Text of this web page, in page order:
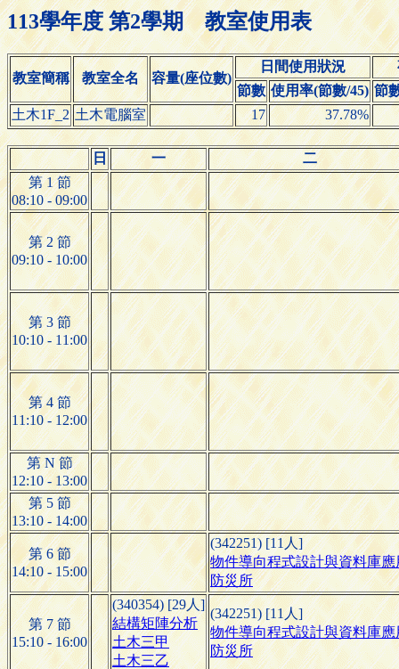
113學年度 第2學期 教室使用表
教室簡稱 教室全名 容量(座位數)
日間使用狀況
節數 使用率(節數/45) 節
土木1F_2 土木電腦室 17 37.78%
日 一
二
第 1 節
08:10 - 09:00
第 2 節
09:10 - 10:00
第 3 節
10:10 - 11:00
第 4 節
11:10 - 12:00
第 N 節
12:10 - 13:00
第 5 節
13:10 - 14:00
第 6 節
14:10 - 15:00
(342251) [11人]
物件導向程式設計與資料庫應
防災所
第 7 節
15:10 - 16:00
(340354) [29人]
結構矩陣分析
土木三甲
土木三乙
(342251) [11人]
物件導向程式設計與資料庫應
防災所